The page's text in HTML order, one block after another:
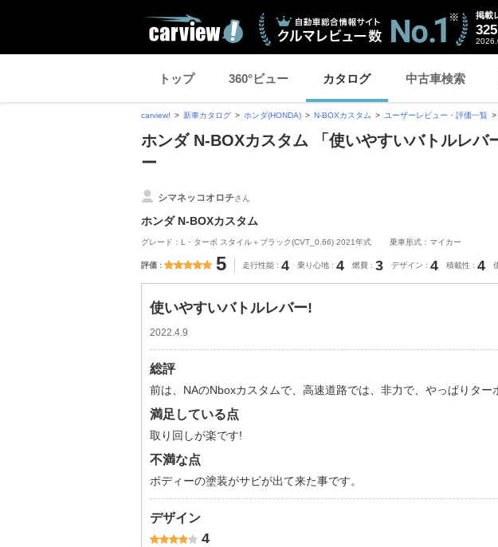
掲載
トップ 360°ビュー カタログ 中古車検索
carview! 新車カタログ ホンダ(HONDA) N-BOXカスタム ユーザーレビュー・評価一覧
ホンダ N-BOXカスタム 「使いやすいバトルレバ
ー
シマネッコオロチさん
ホンダ N-BOXカスタム
グレード：L・ターボ スタイル＋ブラック(CVT_0.66) 2021年式 乗車形式：マイカー
評価 5 走行性能 4 乗り心地 4 燃費 3 デザイン 4 積載性 4
使いやすいバトルレバー!
2022.4.9
総評
前は、NAのNboxカスタムで、高速道路では、非力で、やっぱりター
満足している点
取り回しが楽です!
不満な点
ボディーの塗装がサビが出て来た事です。
デザイン
4